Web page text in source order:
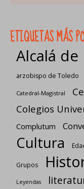
ETIQUETAS MÁS
Alcalá de
arzobispo de Toledo
Catedral-Magistral
Colegios
Complutum
Cultura
Grupos
Leyendas